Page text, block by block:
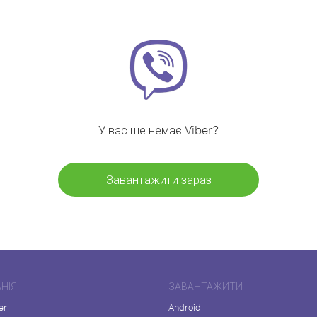
У вас ще немає Viber?
Завантажити зараз
ЗАВАНТАЖИТИ
Android